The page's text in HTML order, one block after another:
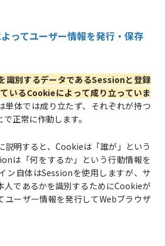
ってユーザー情報を発行・保存
識別するデータであるSessionと登録
いるCookieによって成り立っていま
単体では成り立たず、それぞれが持つ
正常に作動します。
説明すると、Cookieは「誰が」という
は「何をするか」という行動情報を
ン自体はSessionを使用しますが、サ
人であるかを識別するためにCookieが
ユーザー情報を発行してWebブラウザ